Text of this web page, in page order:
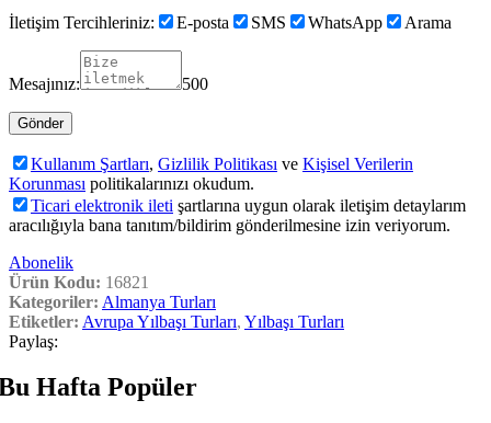
İletişim Tercihleriniz: E-posta SMS WhatsApp Arama
Mesajınız: 500
Kullanım Şartları, Gizlilik Politikası ve Kişisel Verilerin
Korunması politikalarınızı okudum.
Ticari elektronik ileti şartlarına uygun olarak iletişim detaylarım
aracılığıyla bana tanıtım/bildirim gönderilmesine izin veriyorum.
Abonelik
Ürün Kodu: 16821
Kategoriler: Almanya Turları
Etiketler: Avrupa Yılbaşı Turları, Yılbaşı Turları
Paylaş:
Hafta Popüler